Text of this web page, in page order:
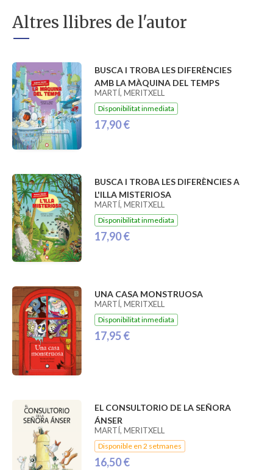
Altres llibres de l'autor
BUSCA I TROBA LES DIFERÈNCIES
AMB LA MÀQUINA DEL TEMPS
MARTÍ, MERITXELL
Disponibilitat inmediata
17,90 €
BUSCA I TROBA LES DIFERÈNCIES A
L'ILLA MISTERIOSA
MARTÍ, MERITXELL
Disponibilitat inmediata
17,90 €
UNA CASA MONSTRUOSA
MARTÍ, MERITXELL
Disponibilitat inmediata
17,95 €
EL CONSULTORIO DE LA SEÑORA
ÁNSER
MARTÍ, MERITXELL
Disponible en 2 setmanes
16,50 €